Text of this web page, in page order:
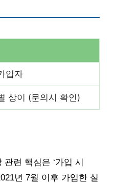
입자
상이 (문의시 확인)
련 핵심은 ‘가입 시
년 7월 이후 가입한 실